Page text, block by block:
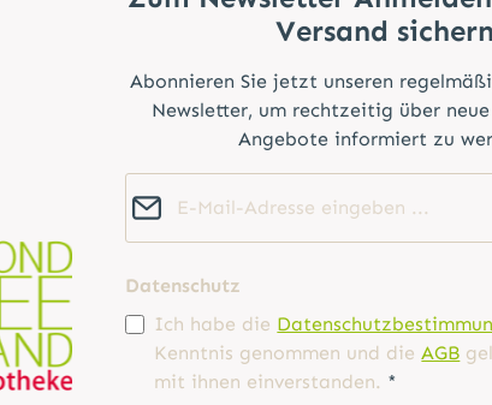
Versand sichern
Abonnieren Sie jetzt unseren
Newsletter, um rechtzeitig über
Angebote informiert zu
Datenschutz
Ich habe die
Kenntnis genommen und dieAGB
mit ihnen einverstanden. *